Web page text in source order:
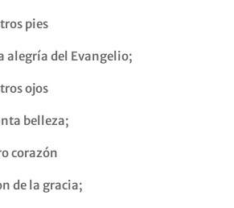
pies
alegría del Evangelio;
ojos
belleza;
corazón
de la gracia;